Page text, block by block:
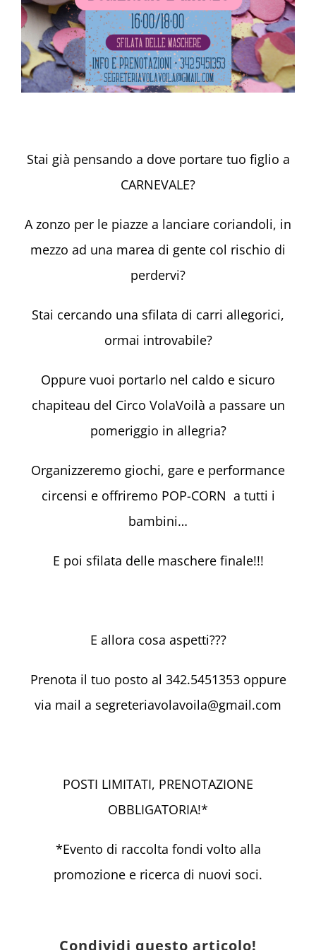
Stai già pensando a dove portare tuo figlio a
CARNEVALE?
A zonzo per le piazze a lanciare coriandoli, in
mezzo ad una marea di gente col rischio di
perdervi?
Stai cercando una sfilata di carri allegorici,
ormai introvabile?
Oppure vuoi portarlo nel caldo e sicuro
chapiteau del Circo VolaVoilà a passare un
pomeriggio in allegria?
Organizzeremo giochi, gare e performance
circensi e offriremo POP-CORN a tutti i
bambini…
E poi sfilata delle maschere finale!!!
E allora cosa aspetti???
Prenota il tuo posto al 342.5451353 oppure
via mail a segreteriavolavoila@gmail.com
POSTI LIMITATI, PRENOTAZIONE
OBBLIGATORIA!*
*Evento di raccolta fondi volto alla
promozione e ricerca di nuovi soci.
Condividi questo articolo!